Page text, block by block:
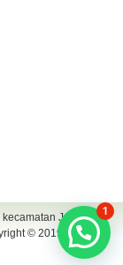
Jepara
© 2019
Gandis
1